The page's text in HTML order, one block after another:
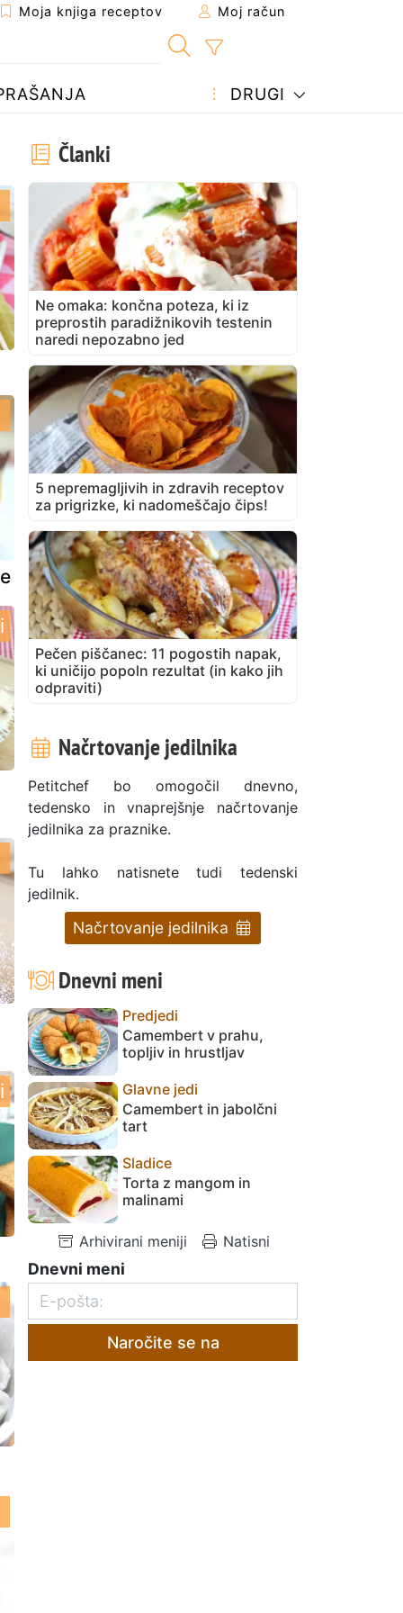
Moja knjiga receptov Moj račun
DRUGI
Članki
Ne omaka: končna poteza, ki iz
preprostih paradižnikovih testenin
naredi nepozabno jed
5 nepremagljivih in zdravih receptov
za prigrizke, ki nadomeščajo čips!
Pečen piščanec: 11 pogostih napak,
ki uničijo popoln rezultat (in kako jih
odpraviti)
Načrtovanje jedilnika
Petitchef bo omogočil dnevno,
tedensko in vnaprejšnje načrtovanje
jedilnika za praznike.
Tu lahko natisnete tudi tedenski
jedilnik.
Načrtovanje jedilnika
Dnevni meni
Predjedi
Camembert v prahu,
topljiv in hrustljav
Glavne jedi
Camembert in jabolčni
tart
Sladice
Torta z mangom in
malinami
Arhivirani meniji Natisni
Dnevni meni
Naročite se na